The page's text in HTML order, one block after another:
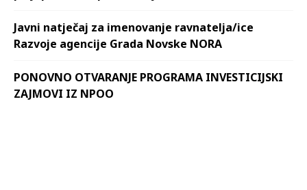
Javni natječaj za imenovanje ravnatelja/ice
Razvoje agencije Grada Novske NORA
PONOVNO OTVARANJE PROGRAMA INVESTICIJSKI
ZAJMOVI IZ NPOO